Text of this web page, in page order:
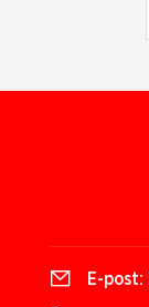
E-post: